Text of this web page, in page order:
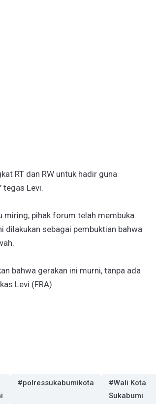
RT dan RW untuk hadir guna
tegas Levi.
miring, pihak forum telah membuka
dilakukan sebagai pembuktian bahwa
bahwa gerakan ini murni, tanpa ada
Levi.(FRA)
#polressukabumikota
#Wali Kota
Sukabumi